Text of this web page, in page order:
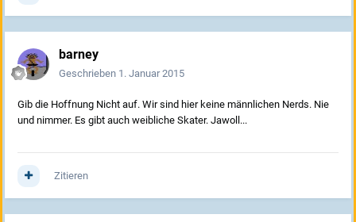
barney
Geschrieben 1. Januar 2015
Gib die Hoffnung Nicht auf. Wir sind hier keine männlichen Nerds. Nie
und nimmer. Es gibt auch weibliche Skater. Jawoll...
Zitieren